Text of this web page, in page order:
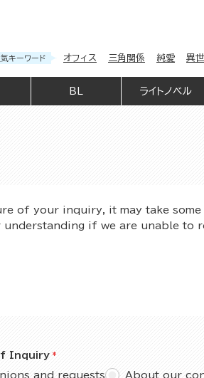
気キーワード オフィス 三角関係 純愛 異
BL ライトノベル
of your inquiry, it may take
understanding if we are unable
Inquiry
and requests
About our